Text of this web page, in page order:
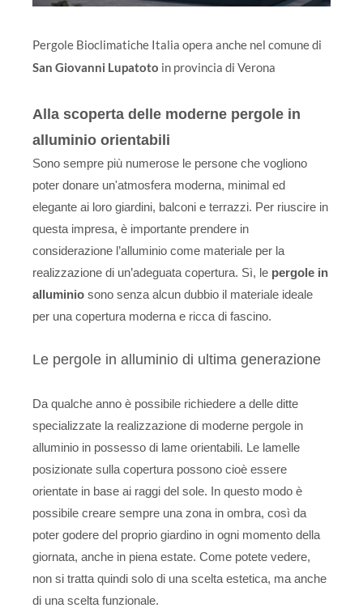
Pergole Bioclimatiche Italia opera anche nel comune di
San Giovanni Lupatoto in provincia di Verona
Alla scoperta delle moderne pergole in
alluminio orientabili
Sono sempre più numerose le persone che vogliono
poter donare un'atmosfera moderna, minimal ed
elegante ai loro giardini, balconi e terrazzi. Per riuscire in
questa impresa, è importante prendere in
considerazione l’alluminio come materiale per la
realizzazione di un’adeguata copertura. Sì, le pergole in
alluminio sono senza alcun dubbio il materiale ideale
per una copertura moderna e ricca di fascino.
Le pergole in alluminio di ultima generazione
Da qualche anno è possibile richiedere a delle ditte
specializzate la realizzazione di moderne pergole in
alluminio in possesso di lame orientabili. Le lamelle
posizionate sulla copertura possono cioè essere
orientate in base ai raggi del sole. In questo modo è
possibile creare sempre una zona in ombra, così da
poter godere del proprio giardino in ogni momento della
giornata, anche in piena estate. Come potete vedere,
non si tratta quindi solo di una scelta estetica, ma anche
di una scelta funzionale.